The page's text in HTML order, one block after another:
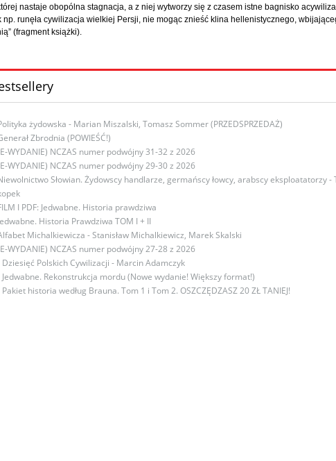
nastaje obopólna stagnacja, a z niej wytworzy się z czasem istne bagnisko
np. runęła cywilizacja wielkiej Persji, nie mogąc znieść klina hellenistycznego,
(fragment książki).
żydowska - Marian Miszalski, Tomasz Sommer (PRZEDSPRZEDAŻ)
Zbrodnia (POWIEŚĆ!)
WYDANIE) NCZAS numer podwójny 31-32 z 2026
WYDANIE) NCZAS numer podwójny 29-30 z 2026
Słowian. Żydowscy handlarze, germańscy łowcy, arabscy eksploatatorzy -
I PDF: Jedwabne. Historia prawdziwa
Historia Prawdziwa TOM I + II
Michalkiewicza - Stanisław Michalkiewicz, Marek Skalski
WYDANIE) NCZAS numer podwójny 27-28 z 2026
Dziesięć Polskich Cywilizacji - Marcin Adamczyk
Jedwabne. Rekonstrukcja mordu (Nowe wydanie! Większy format!)
Pakiet historia według Brauna. Tom 1 i Tom 2. OSZCZĘDZASZ 20 ZŁ TANIEJ!